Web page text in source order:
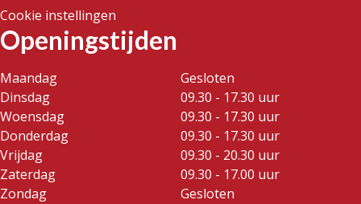
Cookie instellingen
Openingstijden
Maandag
Gesloten
Dinsdag
09.30 - 17.30 uur
Woensdag
09.30 - 17.30 uur
Donderdag
09.30 - 17.30 uur
Vrijdag
09.30 - 20.30 uur
Zaterdag
09.30 - 17.00 uur
Zondag
Gesloten